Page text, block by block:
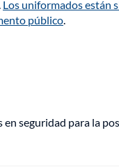
Los uniformados están
público.
en seguridad para la